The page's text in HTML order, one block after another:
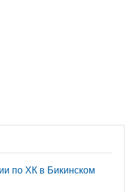
по ХК в Бикинском